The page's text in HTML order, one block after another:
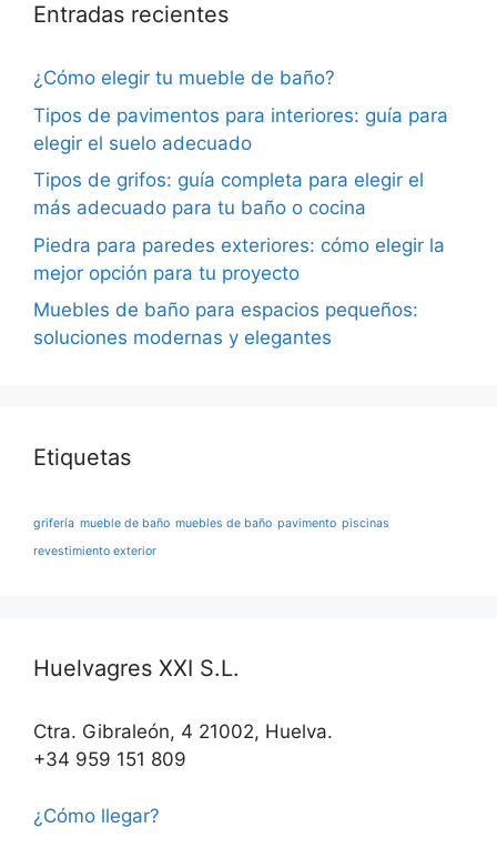
Entradas recientes
¿Cómo elegir tu mueble de baño?
Tipos de pavimentos para interiores: guía para
elegir el suelo adecuado
Tipos de grifos: guía completa para elegir el
más adecuado para tu baño o cocina
Piedra para paredes exteriores: cómo elegir la
mejor opción para tu proyecto
Muebles de baño para espacios pequeños:
soluciones modernas y elegantes
Etiquetas
grifería mueble de baño muebles de baño pavimento piscinas
revestimiento exterior
Huelvagres XXI S.L.
Ctra. Gibraleón, 4 21002, Huelva.
+34 959 151 809
¿Cómo llegar?